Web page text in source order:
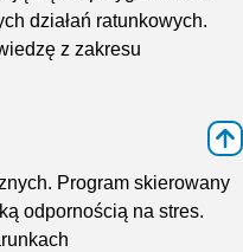
działań ratunkowych.
z zakresu
Program skierowany
odpornością na stres.